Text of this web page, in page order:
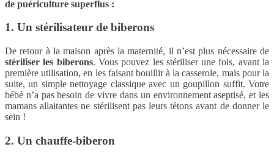
de puériculture superflus :
1. Un stérilisateur de biberons
De retour à la maison après la maternité, il n’est plus nécessaire de
stériliser les biberons. Vous pouvez les stériliser une fois, avant la
première utilisation, en les faisant bouillir à la casserole, mais pour la
suite, un simple nettoyage classique avec un goupillon suffit. Votre
bébé n’a pas besoin de vivre dans un environnement aseptisé, et les
mamans allaitantes ne stérilisent pas leurs tétons avant de donner le
sein !
2. Un chauffe-biberon